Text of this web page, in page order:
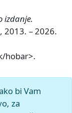
izdanje.
2013. – 2026.
hobar>.
bi Vam
za